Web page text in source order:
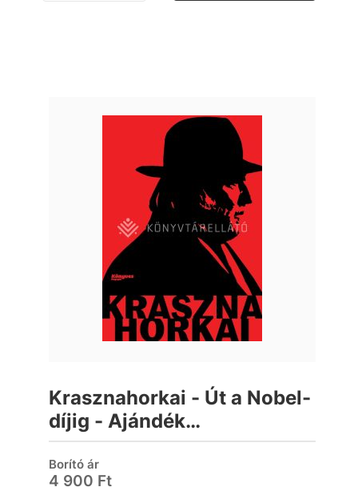
Krasznahorkai - Út a Nobel-
díjig - Ajándék
hangoskönyvvel
(Bookazine)
Borító ár
4 900 Ft